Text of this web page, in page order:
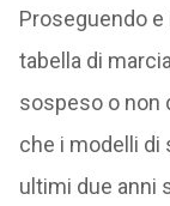
Proseguendo
tabella di
sospeso o non
che i modelli di
ultimi due anni